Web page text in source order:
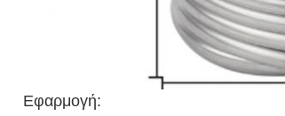
Εφαρμογή: